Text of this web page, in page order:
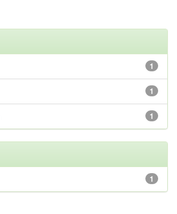
1
1
1
1